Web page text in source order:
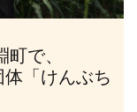
で、
「けんぶち